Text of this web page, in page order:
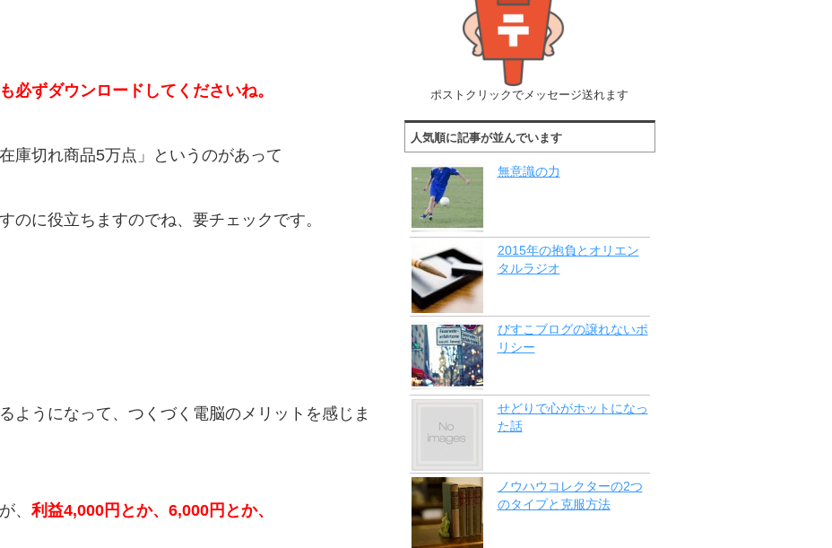
必ずダウンロードしてくださいね。
庫切れ商品5万点」というのがあって
のに役立ちますのでね、要チェックです。
ようになって、つくづく電脳のメリットを感じま
、利益4,000円とか、6,000円とか、
ポストクリックでメッセージ送れます
人気順に記事が並んでいます
無意識の力
2015年の抱負とオリエン
タルラジオ
びすこブログの譲れないポ
リシー
せどりで心がホットになっ
た話
ノウハウコレクターの2つ
のタイプと克服方法